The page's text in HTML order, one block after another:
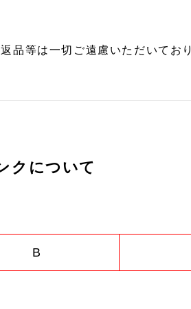
品等は一切ご遠慮いただいてお
クについて
B